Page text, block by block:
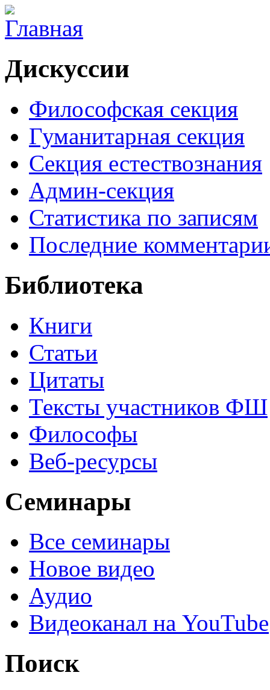
Дискуссии
Философская секция
Гуманитарная секция
Секция естествознания
Админ-секция
Статистика по записям
Последние
Библиотека
Книги
Статьи
Цитаты
Тексты участников ФШ
Философы
Веб-ресурсы
Семинары
Все семинары
Новое видео
Аудио
Видеоканал на YouTube
Поиск